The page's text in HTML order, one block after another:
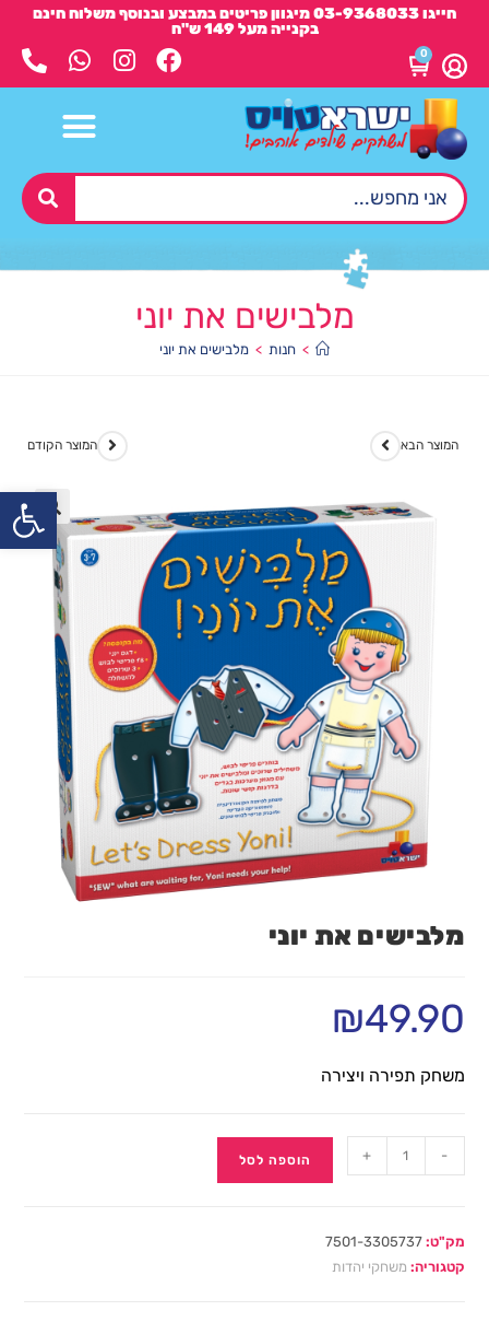
חייגו 03-9368033 מיגוון פריטים במבצע ובנוסף משלוח חינם
בקנייה מעל 149 ש"ח
0
מלבישים את יוני
> חנות > מלבישים את יוני
המוצר הקודם המוצר הבא
מלבישים את יוני
₪49.90
משחק תפירה ויצירה
-
+ הוספה לסל
מק"ט:7501-3305737
קטגוריה: משחקי יהדות